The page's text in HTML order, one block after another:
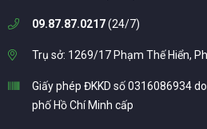
09.87.87.0217(24/7)
Trụ sở: 1269/17 Phạm Thế Hiển,
Giấy phép ĐKKD số 0316086934
phố Hồ Chí Minh cấp